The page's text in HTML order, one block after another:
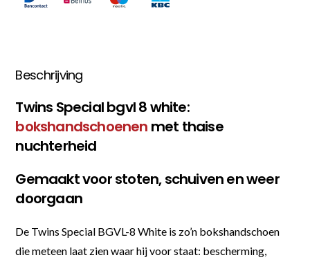
Beschrijving
Twins Special bgvl 8 white:
bokshandschoenen met thaise
nuchterheid
Gemaakt voor stoten, schuiven en weer
doorgaan
De Twins Special BGVL-8 White is zo’n bokshandschoen
die meteen laat zien waar hij voor staat: bescherming,